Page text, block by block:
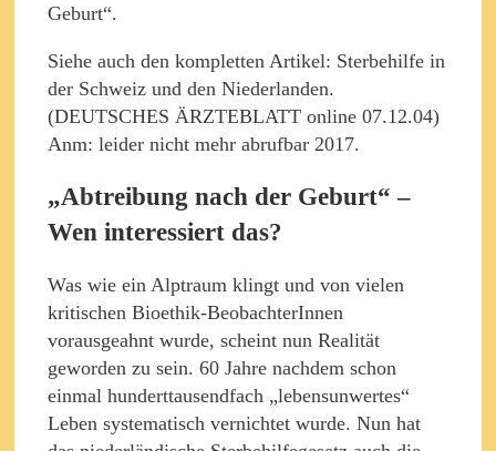
Geburt“.
Siehe auch den kompletten Artikel: Sterbehilfe in
der Schweiz und den Niederlanden.
(DEUTSCHES ÄRZTEBLATT online 07.12.04)
Anm: leider nicht mehr abrufbar 2017.
„Abtreibung nach der Geburt“ –
Wen interessiert das?
Was wie ein Alptraum klingt und von vielen
kritischen Bioethik-BeobachterInnen
vorausgeahnt wurde, scheint nun Realität
geworden zu sein. 60 Jahre nachdem schon
einmal hunderttausendfach „lebensunwertes“
Leben systematisch vernichtet wurde. Nun hat